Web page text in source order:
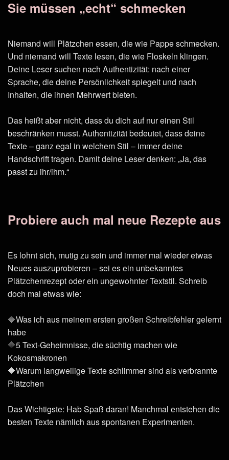
Sie müssen „echt“ schmecken
Niemand will Plätzchen essen, die wie Pappe schmecken.
Und niemand will Texte lesen, die wie Floskeln klingen.
Deine Leser suchen nach Authentizität: nach einer
Sprache, die deine Persönlichkeit spiegelt und nach
Inhalten, die ihnen Mehrwert bieten.
Das heißt aber nicht, dass du dich auf nur einen Stil
beschränken musst. Authentizität bedeutet, dass deine
Texte – ganz egal in welchem Stil – immer deine
Handschrift tragen. Damit deine Leser denken: „Ja, das
passt zu ihr/ihm.“
Probiere auch mal neue Rezepte aus
Es lohnt sich, mutig zu sein und immer mal wieder etwas
Neues auszuprobieren – sei es ein unbekanntes
Plätzchenrezept oder ein ungewohnter Textstil. Schreib
doch mal etwas wie:
🔶Was ich aus meinem ersten großen Schreibfehler gelernt
habe
🔶5 Text-Geheimnisse, die süchtig machen wie
Kokosmakronen
🔶Warum langweilige Texte schlimmer sind als verbrannte
Plätzchen
Das Wichtigste: Hab Spaß daran! Manchmal entstehen die
besten Texte nämlich aus spontanen Experimenten.